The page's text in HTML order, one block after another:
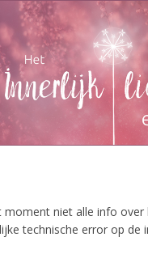
moment niet alle info
technische error op de